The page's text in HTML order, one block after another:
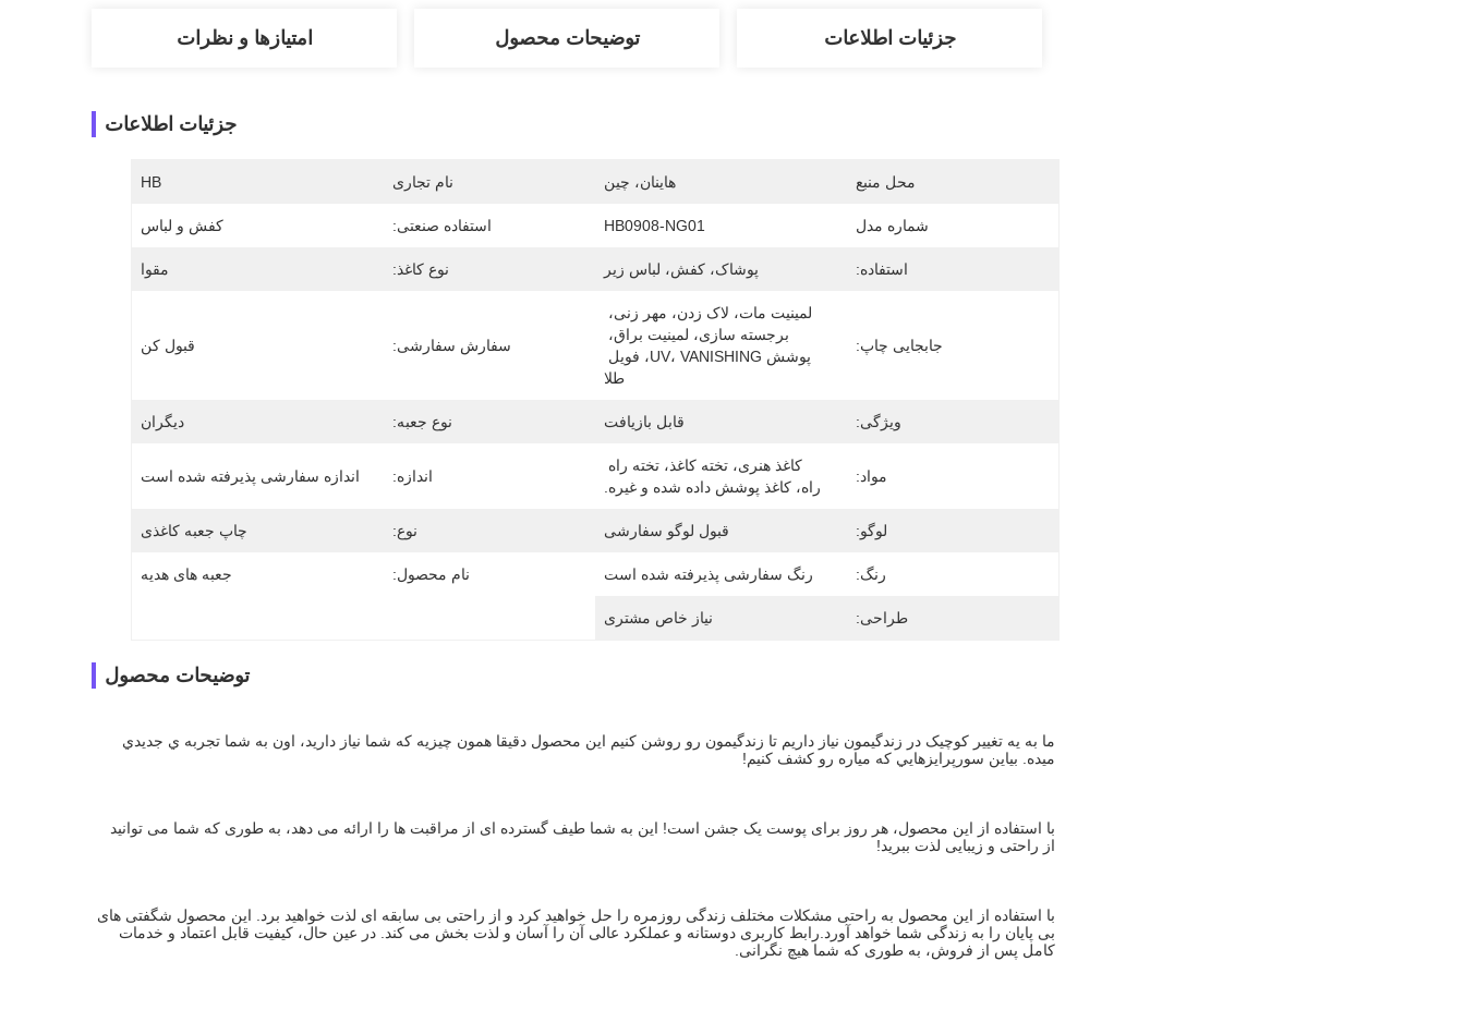
جزئیات اطلاعات توضیحات محصول امتیازها و نظرات
جزئیات اطلاعات
محل منبع هاینان، چین نام تجاری HB
شماره مدل HB0908-NG01 استفاده صنعتی: کفش و لباس
استفاده: پوشاک، کفش، لباس زیر نوع کاغذ: مقوا
جابجایی چاپ:
طلا
سفارش سفارشی: قبول کن
ویژگی: قابل بازیافت نوع جعبه: دیگران
مواد:
راه، کاغذ پوشش داده شده و غیره.
اندازه: اندازه سفارشی پذیرفته شده است
لوگو: قبول لوگو سفارشی نوع: چاپ جعبه کاغذی
رنگ: رنگ سفارشی پذیرفته شده است نام محصول: جعبه های هدیه
طراحی: نیاز خاص مشتری
توضیحات محصول
ميده. بياين سورپرايزهايي که مياره رو کشف کنيم!
از راحتی و زیبایی لذت ببرید!
کامل پس از فروش، به طوری که شما هیچ نگرانی.